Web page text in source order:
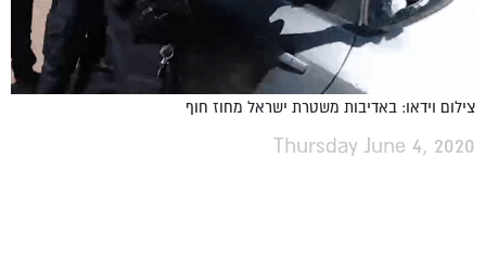
צילום וידאו: באדיבות משטרת ישראל מחוז חוף
Thursday June 4, 2020